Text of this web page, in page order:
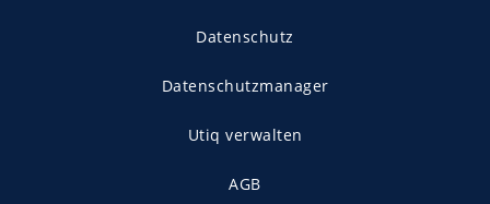
Datenschutz
Datenschutzmanager
Utiq verwalten
AGB